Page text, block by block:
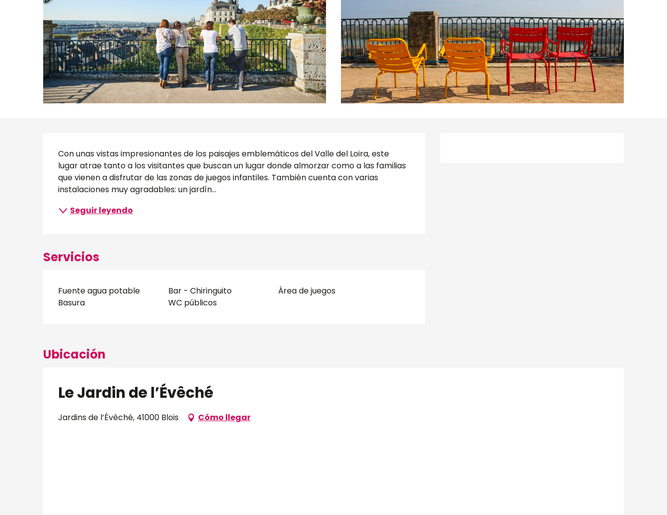
Descripción
Con unas vistas impresionantes de los paisajes emblemáticos del Valle del Loira, este
lugar atrae tanto a los visitantes que buscan un lugar donde almorzar como a las familias
que vienen a disfrutar de las zonas de juegos infantiles. También cuenta con varias
instalaciones muy agradables: un jardín...
Seguir leyendo
Servicios
Fuente agua potable Bar - Chiringuito
Área de juegos
Basura
WC públicos
Ubicación
Le Jardin de l’Évêché
Jardins de l’Évêché, 41000 Blois Cómo llegar